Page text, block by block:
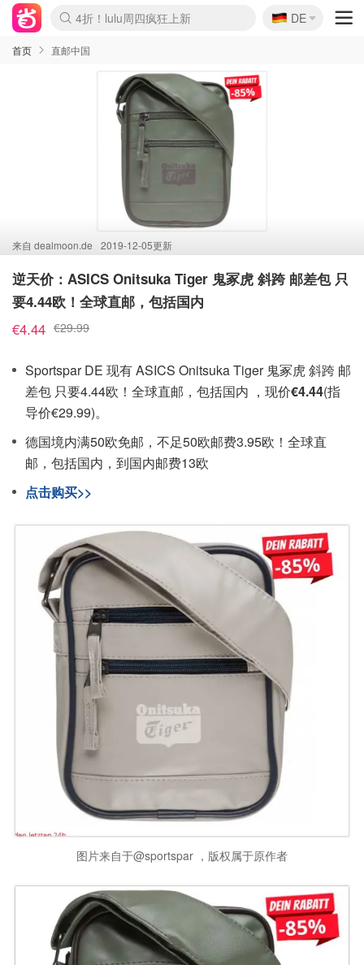
Boticinal 夏促开抢！
4折！lulu周四疯狂上新
还没结束！&OtherStories大促
Joybuy变相75折 随时失效
速领！Stanley独家85折
疑似霸哥！Camper额外叠85折
Zalando 奥莱闪促！每日更新
Moncler反季囤！5折起+叠9折
Coach Brooklyn仅€192
🇩🇪
DE
首页 直邮中国
来自 dealmoon.de 2019-12-05更新
逆天价：ASICS Onitsuka Tiger 鬼冢虎 斜跨 邮差包 只
要4.44欧！全球直邮，包括国内
€4.44 €29.99
Sportspar DE 现有 ASICS Onitsuka Tiger 鬼冢虎 斜跨 邮
差包 只要4.44欧！全球直邮，包括国内 ，现价€4.44(指
导价€29.99)。
德国境内满50欧免邮，不足50欧邮费3.95欧！全球直
邮，包括国内，到国内邮费13欧
点击购买>>
图片来自于@sportspar ，版权属于原作者